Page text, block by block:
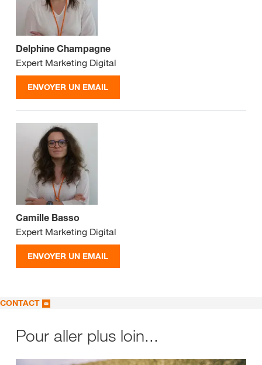
Delphine Champagne
Expert Marketing Digital
ENVOYER UN EMAIL
Camille Basso
Expert Marketing Digital
ENVOYER UN EMAIL
CONTACT
Pour aller plus loin...